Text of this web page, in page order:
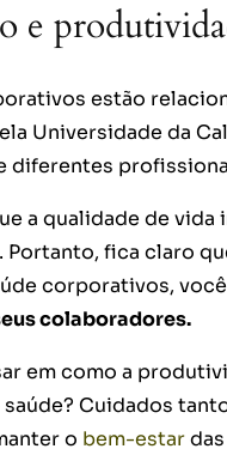
e
estão
Universidade da
diferentes
a qualidade de vida
Portanto, fica claro
corporativos,
colaboradores.
em como a
Cuidados
o bem-estar